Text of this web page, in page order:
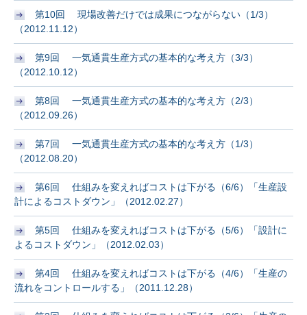
第10回 現場改善だけでは成果につながらない（1/3）
（2012.11.12）
第9回 一気通貫生産方式の基本的な考え方（3/3）
（2012.10.12）
第8回 一気通貫生産方式の基本的な考え方（2/3）
（2012.09.26）
第7回 一気通貫生産方式の基本的な考え方（1/3）
（2012.08.20）
第6回 仕組みを変えればコストは下がる（6/6）「生産設
計によるコストダウン」（2012.02.27）
第5回 仕組みを変えればコストは下がる（5/6）「設計に
よるコストダウン」（2012.02.03）
第4回 仕組みを変えればコストは下がる（4/6）「生産の
流れをコントロールする」（2011.12.28）